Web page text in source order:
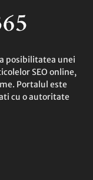
posibilitatea unei
SEO online,
Portalul este
cu o autoritate